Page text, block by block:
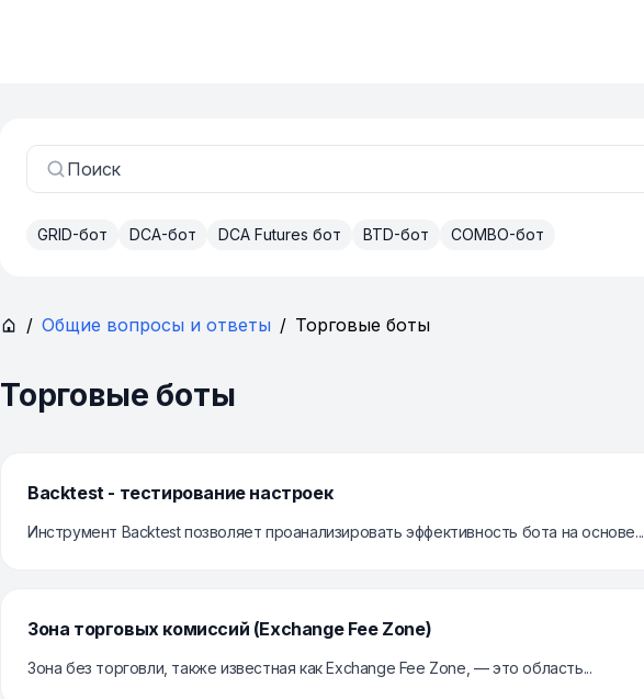
Поиск
GRID-бот DCA-бот DCA Futures бот BTD-бот COMBO-бот
/ Общие вопросы и ответы / Торговые боты
Торговые боты
Backtest - тестирование настроек
Инструмент Backtest позволяет проанализировать эффективность бота на основе...
Зона торговых комиссий (Exchange Fee Zone)
Зона без торговли, также известная как Exchange Fee Zone, — это область...